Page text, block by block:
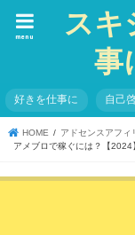
スキ
事
menu
好きを仕事に 自己
HOME
アドセンスアフィ
アメブロで稼ぐには？【